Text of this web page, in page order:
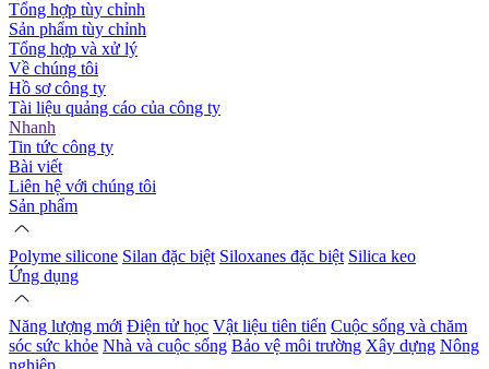
Tổng hợp tùy chỉnh
Sản phẩm tùy chỉnh
Tổng hợp và xử lý
Về chúng tôi
Hồ sơ công ty
Tài liệu quảng cáo của công ty
Nhanh
Tin tức công ty
Bài viết
Liên hệ với chúng tôi
Sản phẩm
Polyme silicone Silan đặc biệt Siloxanes đặc biệt Silica keo
Ứng dụng
Năng lượng mới Điện tử học Vật liệu tiên tiến Cuộc sống và chăm
sóc sức khỏe Nhà và cuộc sống Bảo vệ môi trường Xây dựng Nông
nghiệp